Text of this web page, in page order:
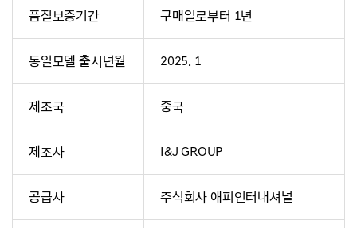
품질보증기간 구매일로부터 1년
동일모델 출시년월 2025. 1
제조국 중국
제조사 I&J GROUP
공급사 주식회사 애피인터내셔널